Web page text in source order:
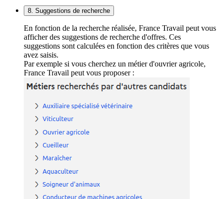
8. Suggestions de recherche
En fonction de la recherche réalisée, France Travail peut vous
afficher des suggestions de recherche d'offres. Ces
suggestions sont calculées en fonction des critères que vous
avez saisis.
Par exemple si vous cherchez un métier d'ouvrier agricole,
France Travail peut vous proposer :